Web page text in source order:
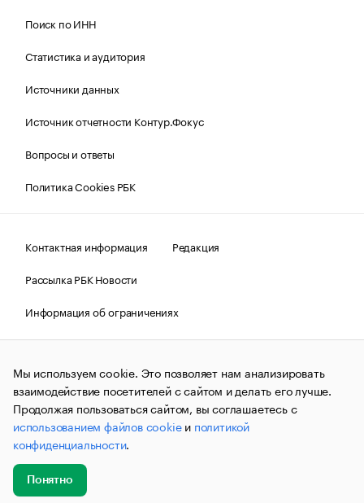
Поиск по ИНН
Статистика и аудитория
Источники данных
Источник отчетности Контур.Фокус
Вопросы и ответы
Политика Cookies РБК
Контактная информация
Редакция
Рассылка РБК Новости
Информация об ограничениях
Правовая информация
О соблюдении авторских прав
© АО «РОСБИЗНЕСКОНСАЛТИНГ»,1995–2026.Сообщения
и материалы информационного агентства «РБК»
(зарегистрировано Федеральной службой по надзору в сфере
связи, информационных технологий и массовых
коммуникаций (Роскомнадзор) 09.12.2015 за номером ИА
№ФС77-63848) сопровождаются пометкой «РБК». Отдельные
публикации могут содержать информацию,
не предназначенную для пользователей
до 18 лет.
Мы используем cookie. Это позволяет нам анализировать
взаимодействие посетителей с сайтом и делать его лучше.
Продолжая пользоваться сайтом, вы соглашаетесь с
использованием файлов cookieи политикой
конфиденциальности.
Понятно